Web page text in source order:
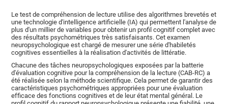
Le test de compréhension de lecture utilise des algorithmes brevetés et
une technologie d'intelligence artificielle (IA) qui permettent l'analyse de
plus d'un millier de variables pour obtenir un profil cognitif complet avec
des résultats psychométriques très satisfaisants. Cet examen
neuropsychologique est chargé de mesurer une série d'habiletés
cognitives essentielles à la réalisation d'activités de littératie.
Chacune des tâches neuropsychologiques exposées par la batterie
d'évaluation cognitive pour la compréhension de la lecture (CAB-RC) a
été réalisée selon la méthode scientifique. Cela permet de garantir des
caractéristiques psychométriques appropriées pour une évaluation
efficace des fonctions cognitives et de leur état mental général. Le